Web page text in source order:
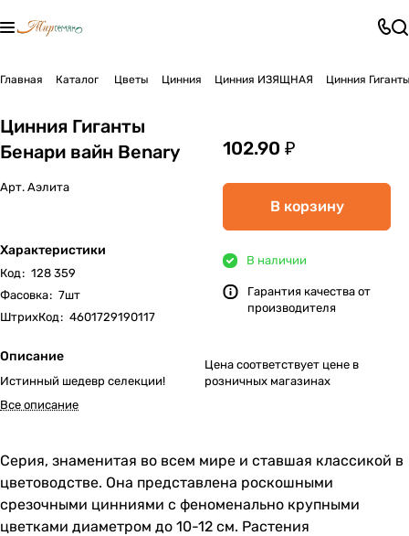
Главная Каталог Цветы Цинния Цинния ИЗЯЩНАЯ Цинния
Цинния Гиганты
Бенари вайн Benary
Арт. Аэлита
Характеристики
Код: 128 359
Фасовка: 7шт
ШтрихКод: 4601729190117
Описание
Истинный шедевр селекции!
Все описание
102.90 ₽
В корзину
В наличии
Гарантия качества от
производителя
Цена соответствует цене в
розничных магазинах
Серия, знаменитая во всем мире и ставшая классикой в
цветоводстве. Она представлена роскошными
срезочными цинниями с феноменально крупными
цветками диаметром до 10-12 см. Растения